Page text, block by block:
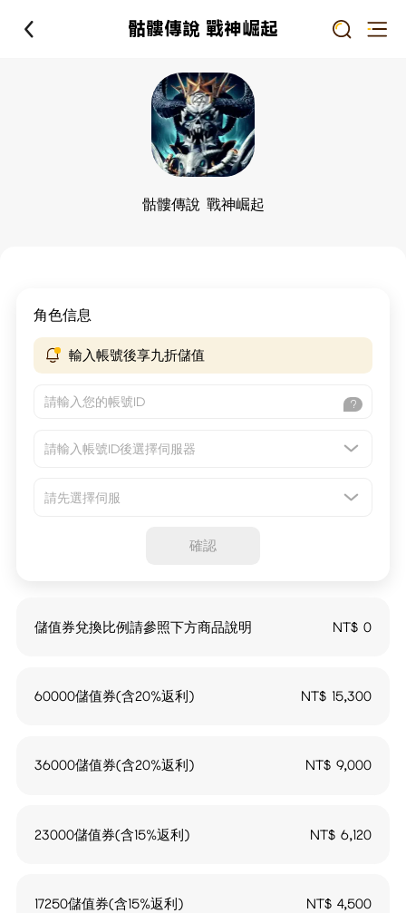
骷髏傳說 戰神崛起
骷髏傳說 戰神崛起
角色信息
輸入帳號後享九折儲值
請先選擇伺服
確認
儲值券兌換比例請參照下方商品說明 NT$0
60000儲值券(含20%返利) NT$ 15,300
36000儲值券(含20%返利) NT$9,000
23000儲值券(含15%返利) NT$6,120
17250儲值券(含15%返利) NT$4,500